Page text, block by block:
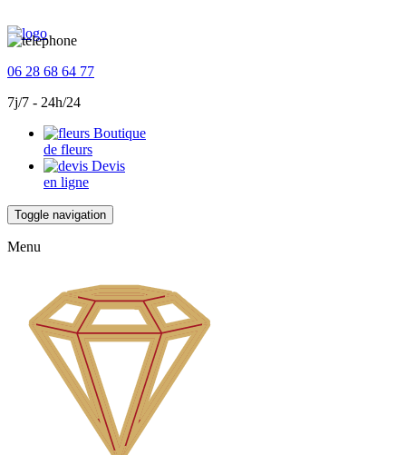
06 28 68 64 77
7j/7 - 24h/24
Boutique
de fleurs
Devis
en ligne
Toggle navigation
Menu